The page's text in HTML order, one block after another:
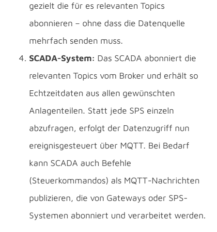
gezielt die für es relevanten Topics
abonnieren – ohne dass die Datenquelle
mehrfach senden muss.
SCADA-System: Das SCADA abonniert die
relevanten Topics vom Broker und erhält so
Echtzeitdaten aus allen gewünschten
Anlagenteilen. Statt jede SPS einzeln
abzufragen, erfolgt der Datenzugriff nun
ereignisgesteuert über MQTT. Bei Bedarf
kann SCADA auch Befehle
(Steuerkommandos) als MQTT-Nachrichten
publizieren, die von Gateways oder SPS-
Systemen abonniert und verarbeitet werden.